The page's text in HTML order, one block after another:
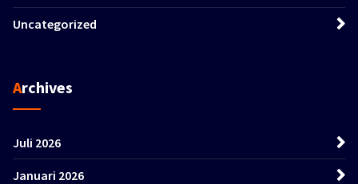
Uncategorized
Archives
Juli 2026
Januari 2026